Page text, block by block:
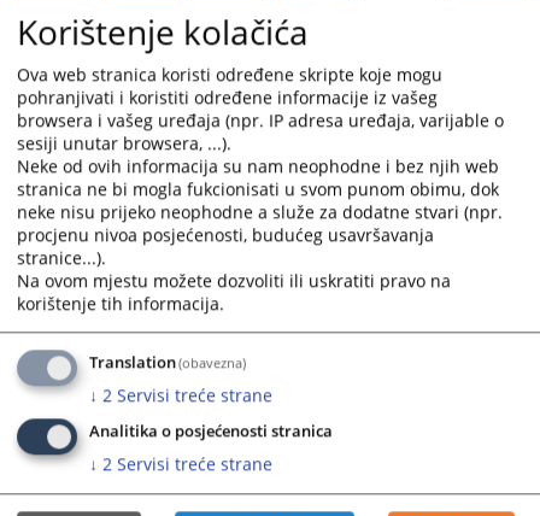
Korištenje kolačića
Ova web stranica koristi određene skripte koje mogu
pohranjivati i koristiti određene informacije iz vašeg
browsera i vašeg uređaja (npr. IP adresa uređaja, varijable o
sesiji unutar browsera, ...).
Neke od ovih informacija su nam neophodne i bez njih web
stranica ne bi mogla fukcionisati u svom punom obimu, dok
neke nisu prijeko neophodne a služe za dodatne stvari (npr.
procjenu nivoa posjećenosti, budućeg usavršavanja
stranice...).
Na ovom mjestu možete dozvoliti ili uskratiti pravo na
korištenje tih informacija.
Translation(obavezna)
↓ 2 Servisi treće strane
Analitika o posjećenosti stranica
↓ 2 Servisi treće strane